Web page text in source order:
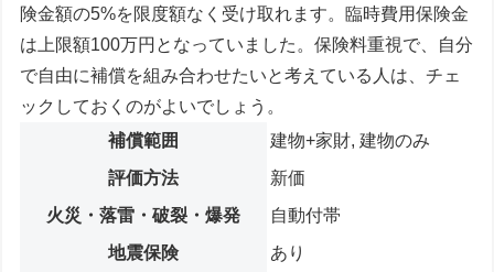
険金額の5%を限度額なく受け取れます。臨時費用保険金
は上限額100万円となっていました。保険料重視で、自分
で自由に補償を組み合わせたいと考えている人は、チェ
ックしておくのがよいでしょう。
補償範囲
建物+家財, 建物のみ
評価方法
新価
火災・落雷・破裂・爆発
自動付帯
地震保険
あり